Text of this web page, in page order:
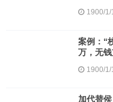
1900/1/
案例：“
万，无
1900/1/
加代替